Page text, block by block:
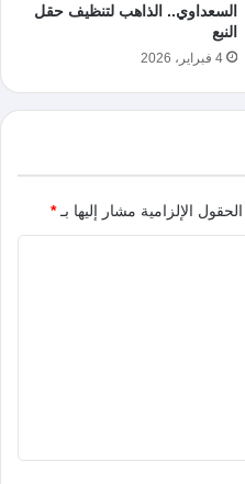
السعداوي.. الذاهب لتنظيف حقل
النبع
4 فبراير، 2026
الحقول الإلزامية مشار إليها بـ*